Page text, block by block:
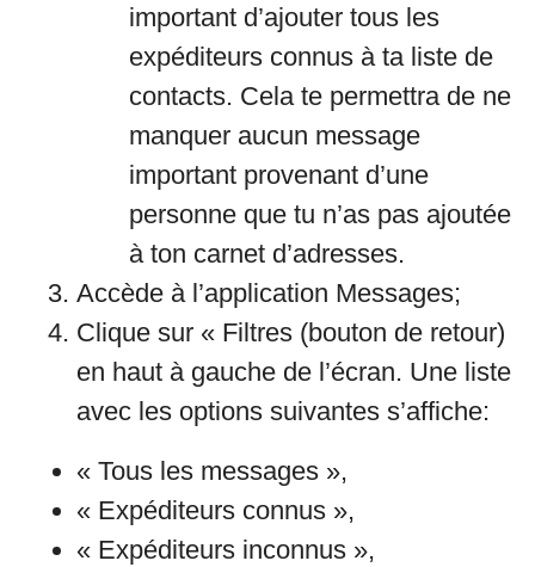
important d’ajouter tous les
expéditeurs connus à ta liste de
contacts. Cela te permettra de ne
manquer aucun message
important provenant d’une
personne que tu n’as pas ajoutée
à ton carnet d’adresses.
Accède à l’application Messages;
Clique sur « Filtres (bouton de retour)
en haut à gauche de l’écran. Une liste
avec les options suivantes s’affiche:
« Tous les messages »,
« Expéditeurs connus »,
« Expéditeurs inconnus »,